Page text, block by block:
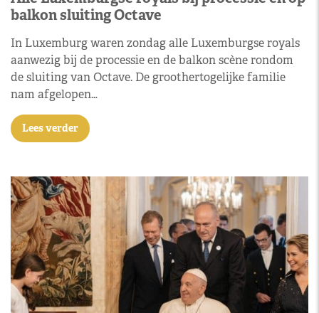
balkon sluiting Octave
In Luxemburg waren zondag alle Luxemburgse royals
aanwezig bij de processie en de balkon scène rondom
de sluiting van Octave. De groothertogelijke familie
nam afgelopen…
Lees verder